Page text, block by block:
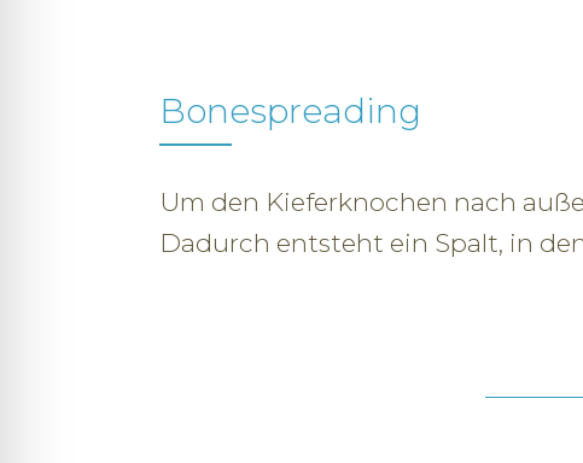
Bonespreading
Um den Kieferknochen nach
Dadurch entsteht ein Spalt, in